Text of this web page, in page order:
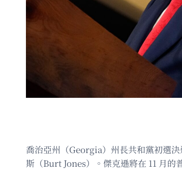
喬治亞州（Georgia）州長共和黨初選
斯（Burt Jones）。傑克遜將在 11 月